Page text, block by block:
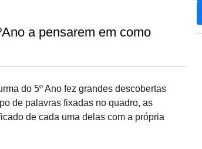
a pensarem em como
do 5º Ano fez grandes descobertas
de palavras fixadas no quadro, as
de cada uma delas com a própria